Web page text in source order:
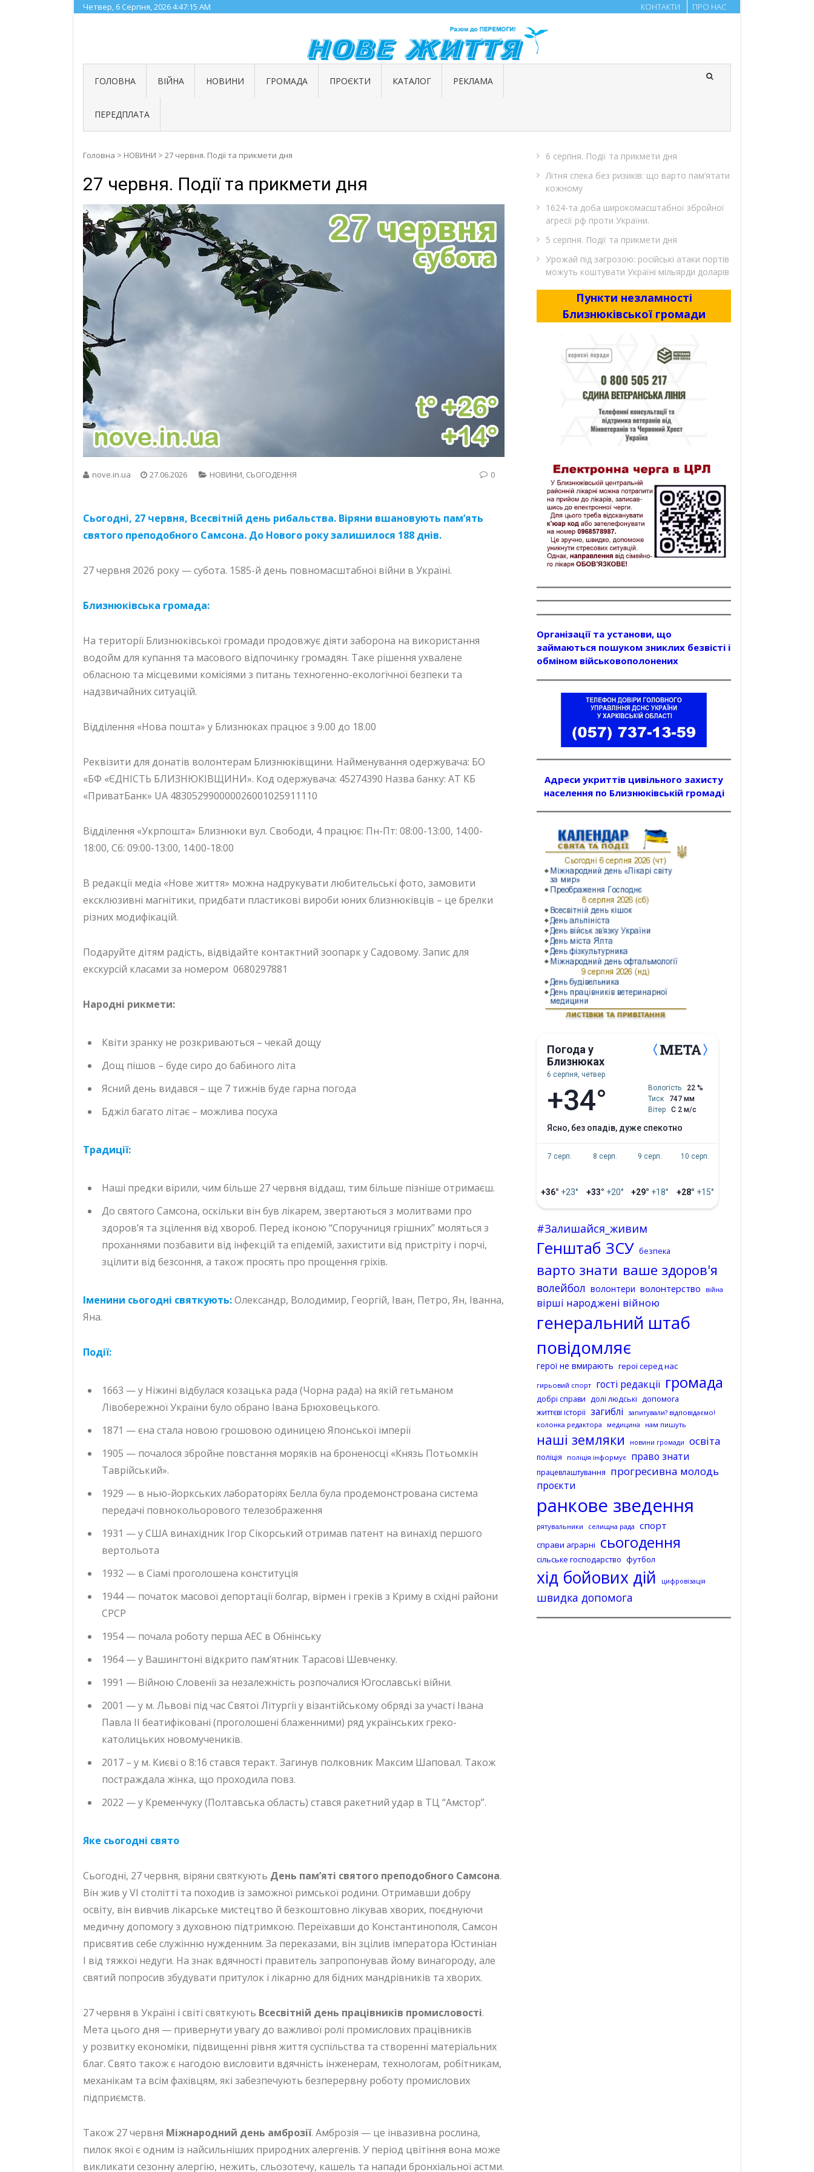
Skip
to
Четвер, 6 Серпня, 20264:47:16 AM КОНТАКТИ ПРО НАС
ГОЛОВНА ВІЙНА НОВИНИ ГРОМАДА ПРОЄКТИ КАТАЛОГ РЕКЛАМА
ПЕРЕДПЛАТА
Головна > НОВИНИ > 27 червня. Події та прикмети дня
27 червня. Події та прикмети дня
nove.in.ua 27.06.2026 НОВИНИ, СЬОГОДЕННЯ 0
Сьогодні, 27 червня, Всесвітній день рибальства. Віряни вшановують пам’ять
святого преподобного Самсона. До Нового року залишилося 188 днів.
27 червня 2026 року — субота. 1585-й день повномасштабної війни в Україні.
Близнюківська громада:
На території Близнюківської громади продовжує діяти заборона на використання
водойм для купання та масового відпочинку громадян. Таке рішення ухвалене
обласною та місцевими комісіями з питань техногенно-екологічної безпеки та
надзвичайних ситуацій.
Відділення «Нова пошта» у Близнюках працює з 9.00 до 18.00
Реквізити для донатів волонтерам Близнюківщини. Найменування одержувача: БО
«БФ «ЄДНІСТЬ БЛИЗНЮКІВЩИНИ». Код одержувача: 45274390 Назва банку: АТ КБ
«ПриватБанк» UA 483052990000026001025911110
Відділення «Укрпошта» Близнюки вул. Свободи, 4 працює: Пн-Пт: 08:00-13:00, 14:00-
18:00, Сб: 09:00-13:00, 14:00-18:00
В редакції медіа «Нове життя» можна надрукувати любительські фото, замовити
ексклюзивні магнітики, придбати пластикові вироби юних близнюківців – це брелки
різних модифікацій.
Подаруйте дітям радість, відвідайте контактний зоопарк у Садовому. Запис для
екскурсій класами за номером 0680297881
Народні рикмети:
Квіти зранку не розкриваються – чекай дощу
Дощ пішов – буде сиро до бабиного літа
Ясний день видався – ще 7 тижнів буде гарна погода
Бджіл багато літає – можлива посуха
Традиції:
Наші предки вірили, чим більше 27 червня віддаш, тим більше пізніше отримаєш.
До святого Самсона, оскільки він був лікарем, звертаються з молитвами про
здоров’я та зцілення від хвороб. Перед іконою “Споручниця грішних” моляться з
проханнями позбавити від інфекцій та епідемій, захистити від пристріту і порчі,
зцілити від безсоння, а також просять про прощення гріхів.
Іменини сьогодні святкують:Олександр, Володимир, Георгій, Іван, Петро, Ян, Іванна,
Яна.
Події:
1663 — у Ніжині відбулася козацька рада (Чорна рада) на якій гетьманом
Лівобережної України було обрано Івана Брюховецького.
1871 — єна стала новою грошовою одиницею Японської імперії
1905 — почалося збройне повстання моряків на броненосці «Князь Потьомкін
Таврійський».
1929 — в нью-йоркських лабораторіях Белла була продемонстрована система
передачі повнокольорового телезображення
1931 — у США винахідник Ігор Сікорський отримав патент на винахід першого
вертольота
1932 — в Сіамі проголошена конституція
1944 — початок масової депортації болгар, вірмен і греків з Криму в східні райони
СРСР
1954 — почала роботу перша АЕС в Обнінську
1964 — у Вашингтоні відкрито пам’ятник Тарасові Шевченку.
1991 — Війною Словенії за незалежність розпочалися Югославські війни.
2001 — у м. Львові під час Святої Літургії у візантійському обряді за участі Івана
Павла II беатифіковані (проголошені блаженними) ряд українських греко-
католицьких новомучеників.
2017 – у м. Києві о 8:16 стався теракт. Загинув полковник Максим Шаповал. Також
постраждала жінка, що проходила повз.
2022 — у Кременчуку (Полтавська область) стався ракетний удар в ТЦ “Амстор”.
Яке сьогодні свято
Сьогодні, 27 червня, віряни святкують День пам’яті святого преподобного Самсона.
Він жив у VI столітті та походив із заможної римської родини. Отримавши добру
освіту, він вивчив лікарське мистецтво й безкоштовно лікував хворих, поєднуючи
медичну допомогу з духовною підтримкою. Переїхавши до Константинополя, Самсон
присвятив себе служінню нужденним. За переказами, він зцілив імператора Юстиніан
I від тяжкої недуги. На знак вдячності правитель запропонував йому винагороду, але
святий попросив збудувати притулок і лікарню для бідних мандрівників та хворих.
27 червня в Україні і світі святкують Всесвітній день працівників промисловості.
Мета цього дня — привернути увагу до важливої ролі промислових працівників
у розвитку економіки, підвищенні рівня життя суспільства та створенні матеріальних
благ. Свято також є нагодою висловити вдячність інженерам, технологам, робітникам,
механікам та всім фахівцям, які забезпечують безперервну роботу промислових
підприємств.
Також 27 червня Міжнародний день амброзії. Амброзія — це інвазивна рослина,
пилок якої є одним із найсильніших природних алергенів. У період цвітіння вона може
викликати сезонну алергію, нежить, сльозотечу, кашель та напади бронхіальної астми.
6 серпня. Події та прикмети дня
Літня спека без ризиків: що варто пам’ятати
кожному
1624-та доба широкомасштабної збройної
агресії рф проти України.
5 серпня. Події та прикмети дня
Урожай під загрозою: російські атаки портів
можуть коштувати Україні мільярди доларів
Пункти незламності
Близнюківської громади
Організації та установи, що
займаються пошуком зниклих безвісті і
обміном військовополонених
Адреси укриттів цивільного захисту
населення по Близнюківській громаді
Погода у
Близнюках
6 серпня, четвер
+34° Вологість
22 %
Тиск
747 мм
Вітер
С 2 м/с
ясно, без опадів, дуже спекотно
7 серп.
+36° +23°
8 серп.
+33° +20°
9 серп.
+29° +18°
10 серп.
+28° +15°
#Залишайся_живим
Генштаб ЗСУ безпека
варто знати ваше здоров'я
волейбол волонтери волонтерство війна
вірші народжені війною
генеральний штаб
повідомляє
герої не вмирають герої серед нас
гирьовий спорт гості редакції громада
добрі справи долі людські допомога
життєві історії загиблі запитували? відповідаємо!
колонка редактора
медицина нам пишуть
наші земляки новини громади освіта
поліція поліція інформує право знати
працевлаштування прогресивна молодь
проєкти
ранкове зведення
рятувальники селищна рада спорт
справи аграрні сьогодення
сільське господарство футбол
хід бойових дій цифровізація
швидка допомога